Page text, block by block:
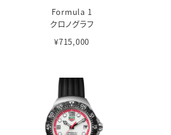
Formula 1
クロノグラフ
¥715,000